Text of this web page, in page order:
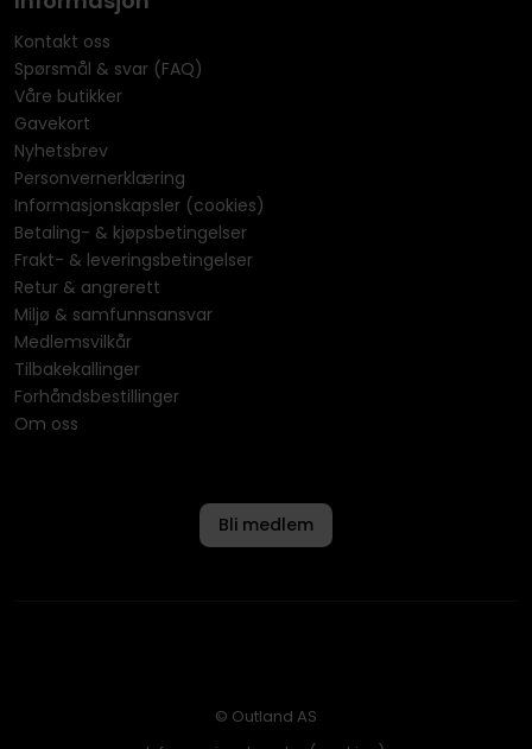
Kontakt oss
Spørsmål & svar (FAQ)
Våre butikker
Gavekort
Nyhetsbrev
Personvernerklæring
Informasjonskapsler (cookies)
Betaling- & kjøpsbetingelser
Frakt- & leveringsbetingelser
Retur & angrerett
Miljø & samfunnsansvar
Medlemsvilkår
Tilbakekallinger
Forhåndsbestillinger
Om oss
Bli medlem
© Outland AS